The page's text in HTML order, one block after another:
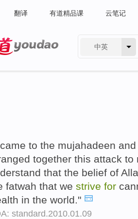
翻译 有道精品课 云笔记
中英
to the mujahadeen
together this attack to
that the belief of
fatwah that we strive for
in the world."
standard.2010.01.09